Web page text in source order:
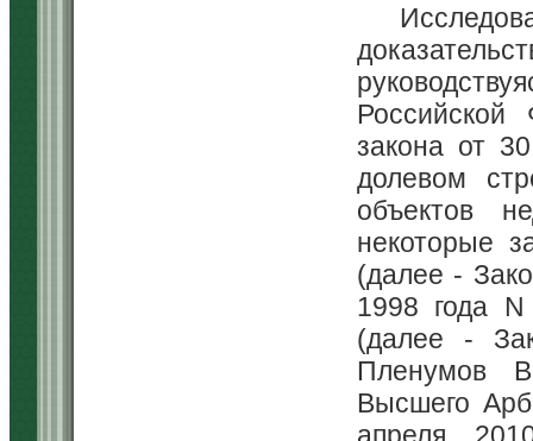
закона от
долевом
объектов
некоторые
(далее -
1998 года
(далее -
Пленумов
Высшего